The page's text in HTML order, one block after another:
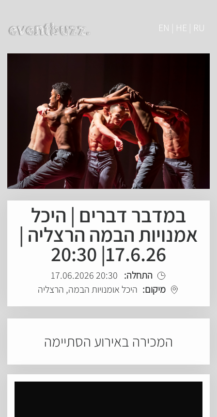
EN | HE | RU
במדבר דברים | היכל
אמנויות הבמה הרצליה |
17.6.26| 20:30
התחלה: 20:30 17.06.2026
מיקום: היכל אומנויות הבמה, הרצליה
המכירה באירוע הסתיימה